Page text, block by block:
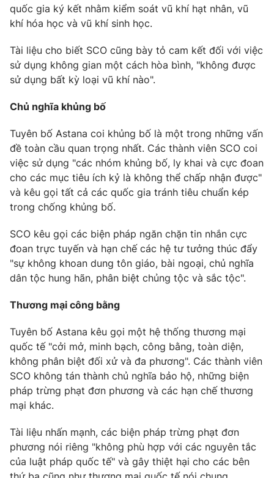
thuận bằng văn bản. Ghi rõ nguồn VTV.vn khi phát hành lại
thông tin từ website này.
quốc gia ký kết nhằm kiểm soát vũ khí hạt nhân, vũ
khí hóa học và vũ khí sinh học.
Tài liệu cho biết SCO cũng bày tỏ cam kết đối với việc
sử dụng không gian một cách hòa bình, "không được
sử dụng bất kỳ loại vũ khí nào".
Chủ nghĩa khủng bố
Tuyên bố Astana coi khủng bố là một trong những vấn
đề toàn cầu quan trọng nhất. Các thành viên SCO coi
việc sử dụng "các nhóm khủng bố, ly khai và cực đoan
cho các mục tiêu ích kỷ là không thể chấp nhận được"
và kêu gọi tất cả các quốc gia tránh tiêu chuẩn kép
trong chống khủng bố.
SCO kêu gọi các biện pháp ngăn chặn tin nhắn cực
đoan trực tuyến và hạn chế các hệ tư tưởng thúc đẩy
"sự không khoan dung tôn giáo, bài ngoại, chủ nghĩa
dân tộc hung hãn, phân biệt chủng tộc và sắc tộc".
Thương mại công bằng
Tuyên bố Astana kêu gọi một hệ thống thương mại
quốc tế "cởi mở, minh bạch, công bằng, toàn diện,
không phân biệt đối xử và đa phương". Các thành viên
SCO không tán thành chủ nghĩa bảo hộ, những biện
pháp trừng phạt đơn phương và các hạn chế thương
mại khác.
Tài liệu nhấn mạnh, các biện pháp trừng phạt đơn
phương nói riêng "không phù hợp với các nguyên tắc
của luật pháp quốc tế" và gây thiệt hại cho các bên